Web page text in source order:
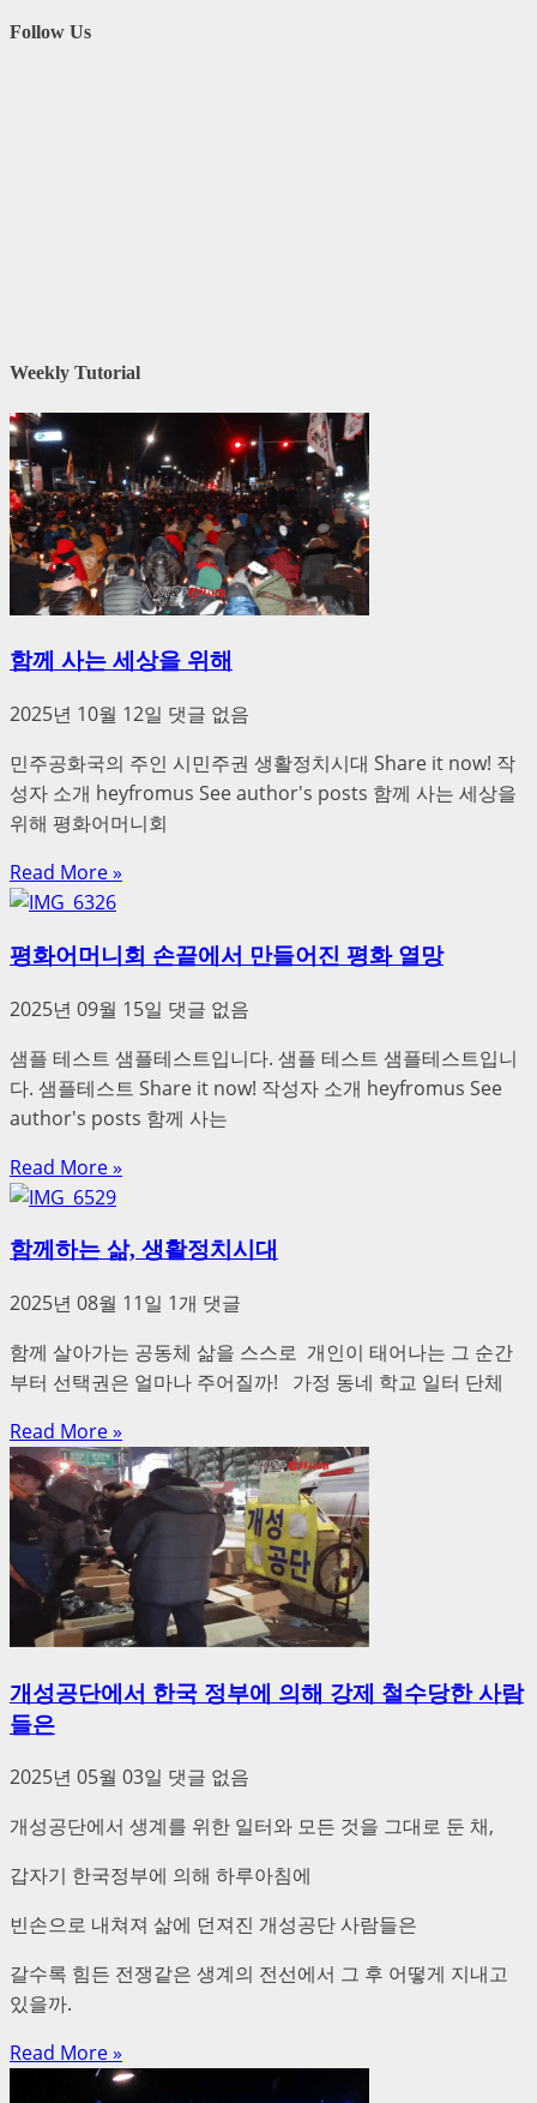
Follow Us
Weekly Tutorial
함께 사는 세상을 위해
2025년 10월 12일 댓글 없음
민주공화국의 주인 시민주권 생활정치시대 Share it now! 작
성자 소개 heyfromus See author's posts 함께 사는 세상을
위해 평화어머니회
Read More »
평화어머니회 손끝에서 만들어진 평화 열망
2025년 09월 15일 댓글 없음
샘플 테스트 샘플테스트입니다. 샘플 테스트 샘플테스트입니
다. 샘플테스트 Share it now! 작성자 소개 heyfromus See
author's posts 함께 사는
Read More »
함께하는 삶, 생활정치시대
2025년 08월 11일 1개 댓글
함께 살아가는 공동체 삶을 스스로 개인이 태어나는 그 순간
부터 선택권은 얼마나 주어질까! 가정 동네 학교 일터 단체
Read More »
개성공단에서 한국 정부에 의해 강제 철수당한 사람
들은
2025년 05월 03일 댓글 없음
개성공단에서 생계를 위한 일터와 모든 것을 그대로 둔 채,
갑자기 한국정부에 의해 하루아침에
빈손으로 내쳐져 삶에 던져진 개성공단 사람들은
갈수록 힘든 전쟁같은 생계의 전선에서 그 후 어떻게 지내고
있을까.
Read More »